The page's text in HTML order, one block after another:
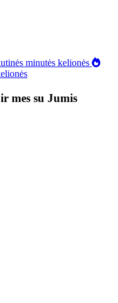
minutės kelionės
mes su Jumis